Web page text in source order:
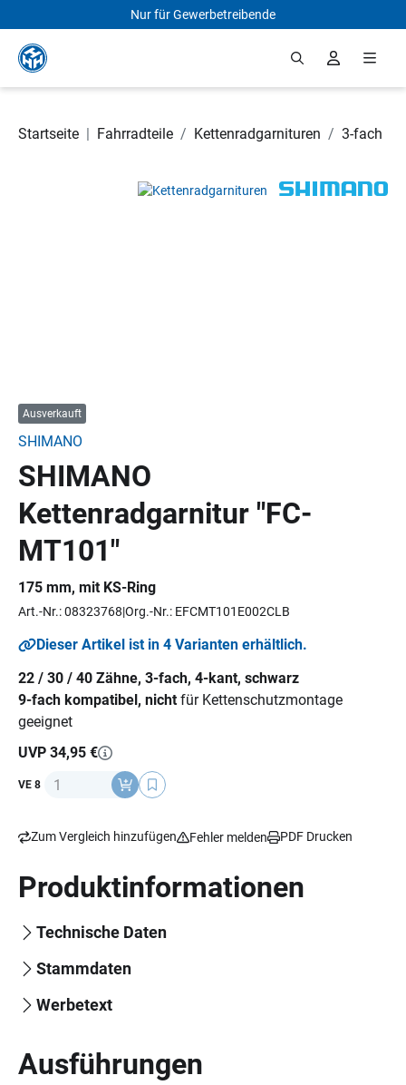
Zum Hauptinhalt springen
Nur für Gewerbetreibende
Startseite | Fahrradteile / Kettenradgarnituren / 3-fach
Bildergalerie überspringen
Ausverkauft
SHIMANO
SHIMANO
Kettenradgarnitur "FC-
MT101"
175 mm, mit KS-Ring
Art.-Nr.: 08323768 Org.-Nr.: EFCMT101E002CLB
Dieser Artikel ist in 4 Varianten erhältlich.
22 / 30 / 40 Zähne, 3-fach, 4-kant, schwarz
9-fach kompatibel, nicht für Kettenschutzmontage
geeignet
UVP 34,95 €
VE 8 Anzahl
Zum Vergleich hinzufügen Fehler melden PDF Drucken
Produktinformationen
Technische Daten
Stammdaten
Werbetext
Ausführungen